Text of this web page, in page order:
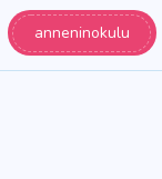
anneninokulu